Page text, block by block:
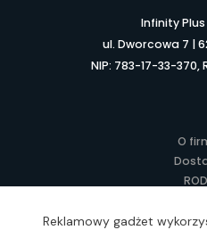
Infinity Plus
ul. Dworcowa 7 |
NIP: 783-17-33-370,
O
Reklamowy gadżet